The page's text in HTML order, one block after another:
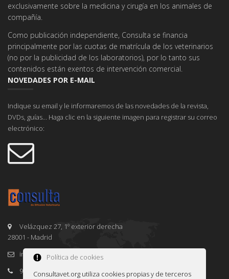
exclusivamente sobre la medicina y cirugía en los animales de
compañía.
Como publicación independiente, Consulta se financia
principalmente por las cuotas de matrícula de los veterinarios
(no por la publicidad de los laboratorios), por lo tanto sus
contenidos están exentos de intervención comercial.
NOVEDADES POR E-MAIL
Indique su email y le informaremos de las novedades de la revista,
DVDs, guías... Haga clic en la siguiente imagen para registrar su correo
electrónico:
Velázquez 27, 1º exterior derecha
28001 - Madrid
info@consultavet.org
91 995 38 25
Política de cookies
Consultavet.org utiliza cookies propias y de terceros